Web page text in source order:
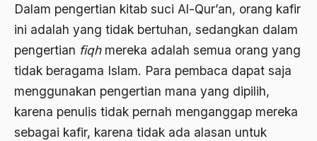
Dalam pengertian kitab suci Al-Qur’an, orang kafir
ini adalah yang tidak bertuhan, sedangkan dalam
pengertian fiqhmereka adalah semua orang yang
tidak beragama Islam. Para pembaca dapat saja
menggunakan pengertian mana yang dipilih,
karena penulis tidak pernah menganggap mereka
sebagai kafir, karena tidak ada alasan untuk
Alvin W. Gouldner
Amangkurat
Amar Ma'ruf Nahi Munkar
ambisi politik